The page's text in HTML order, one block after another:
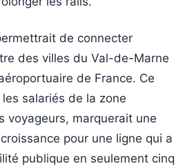
de connecter
des villes du Val-de-Marne
de France. Ce
salariés de la zone
voyageurs, marquerait une
pour une ligne qui a
publique en seulement cinq